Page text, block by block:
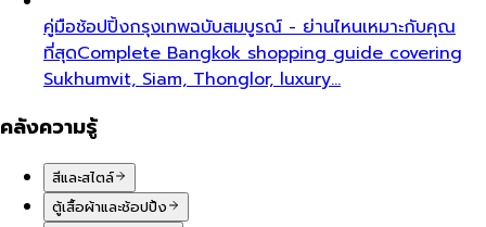
คู่มือช้อปปิ้งกรุงเทพฉบับสมบูรณ์ - ย่านไหนเหมาะกับคุณ
ที่สุดComplete Bangkok shopping guide covering
Sukhumvit, Siam, Thonglor, luxury…
คลังความรู้
สีและสไตล์
ตู้เสื้อผ้าและช้อปปิ้ง